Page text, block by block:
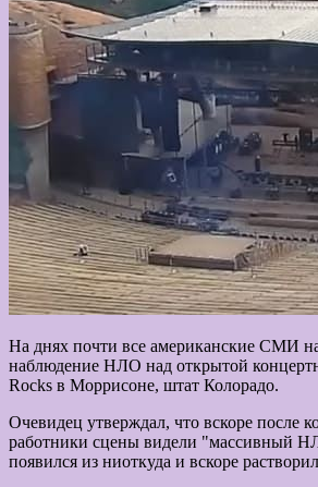
На днях почти все американские СМИ
наблюдение НЛО над открытой
Rocks в Моррисоне, штат Колорадо.
Очевидец утверждал, что вскоре после
работники сцены видели "массивный
появился из ниоткуда и вскоре